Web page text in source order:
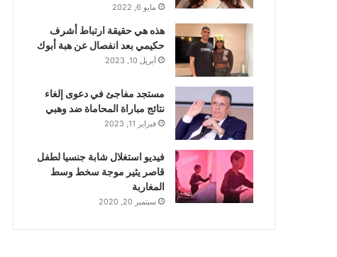
مايو 6, 2022
هذه هي حقيقة ارتباط أشرف
حكيمي بعد انفصال عن هبة أبوك
أبريل 10, 2023
مستجد مفاجئ في دعوى إلغاء
نتائج مباراة المحاماة ضد وهبي
فبراير 11, 2023
فيديو استغلال شابة جنسيا لطفل
قاصر يثير موجة سخط وسط
المغاربة
سبتمبر 20, 2020